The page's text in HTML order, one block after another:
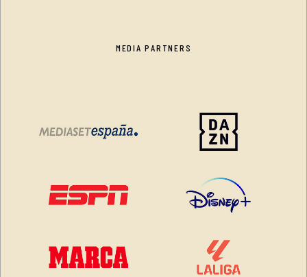
MEDIA PARTNERS